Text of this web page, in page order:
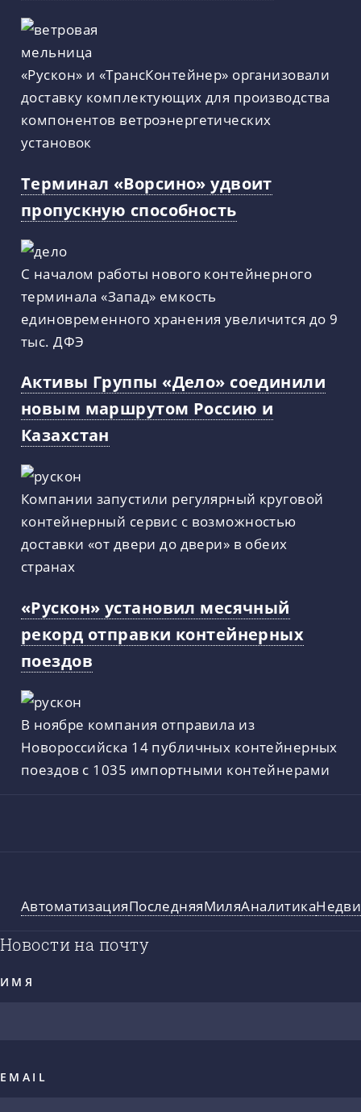
«Рускон» и «ТрансКонтейнер» организовали
доставку комплектующих для производства
компонентов ветроэнергетических
установок
Терминал «Ворсино» удвоит
пропускную способность
С началом работы нового контейнерного
терминала «Запад» емкость
единовременного хранения увеличится до 9
тыс. ДФЭ
Активы Группы «Дело» соединили
новым маршрутом Россию и
Казахстан
Компании запустили регулярный круговой
контейнерный сервис с возможностью
доставки «от двери до двери» в обеих
странах
«Рускон» установил месячный
рекорд отправки контейнерных
поездов
В ноябре компания отправила из
Новороссийска 14 публичных контейнерных
поездов с 1035 импортными контейнерами
АвтоматизацияПоследняяМиляАналитика
Новости на почту
ИМЯ
EMAIL